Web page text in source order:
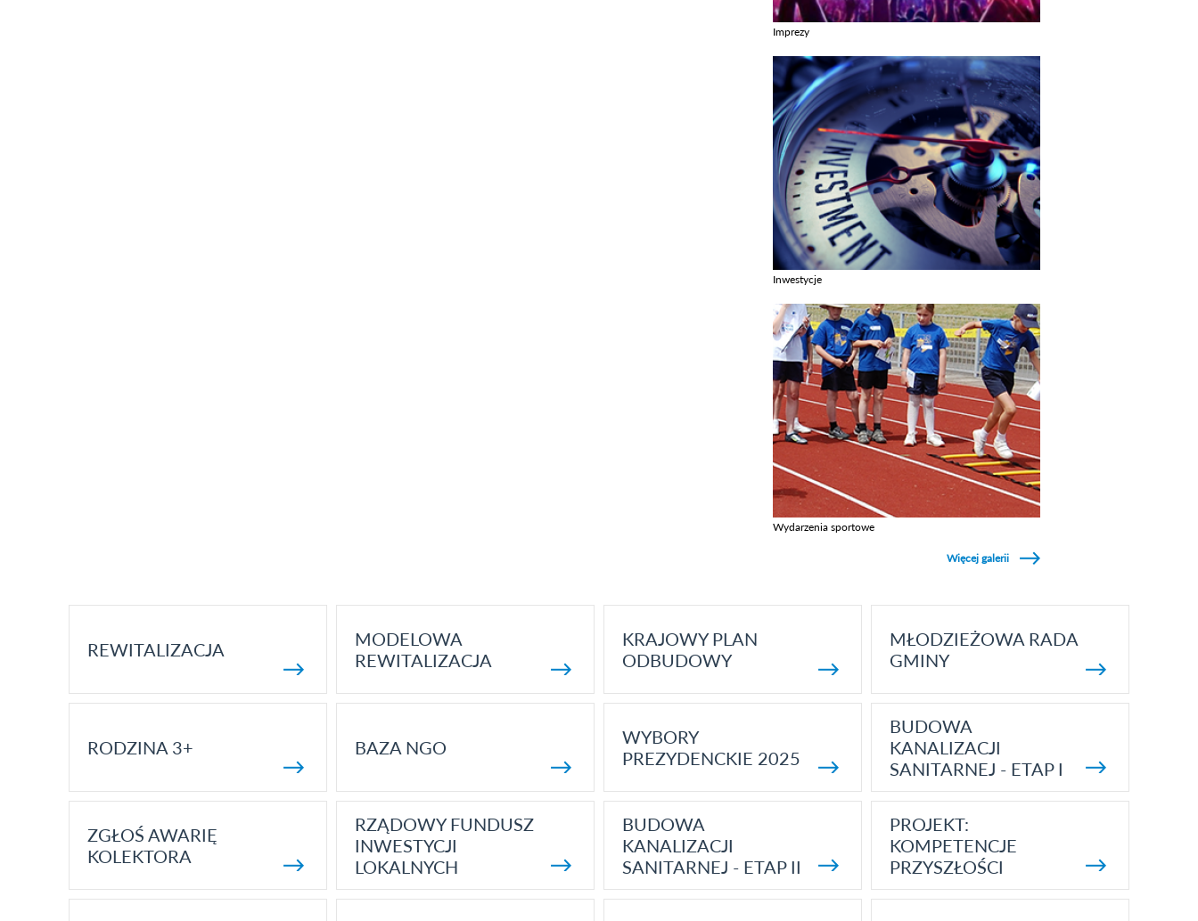
Imprezy
Inwestycje
Wydarzenia sportowe
Więcej galerii
REWITALIZACJA
MODELOWA
REWITALIZACJA
KRAJOWY PLAN
ODBUDOWY
MŁODZIEŻOWA RADA
GMINY
RODZINA 3+ BAZA NGO
WYBORY
PREZYDENCKIE 2025
BUDOWA
KANALIZACJI
SANITARNEJ - ETAP I
ZGŁOŚ AWARIĘ
KOLEKTORA
RZĄDOWY FUNDUSZ
INWESTYCJI
LOKALNYCH
BUDOWA
KANALIZACJI
SANITARNEJ - ETAP II
PROJEKT:
KOMPETENCJE
PRZYSZŁOŚCI